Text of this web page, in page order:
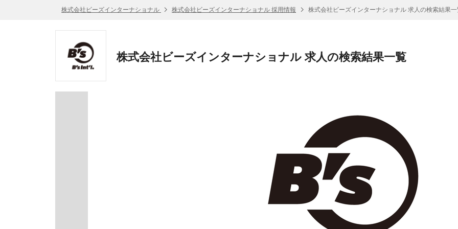
株式会社ビーズインターナショナル 株式会社ビーズインターナショナル 採用情報 株式会社ビーズインターナショナル 求人の検索結果
株式会社ビーズインターナショナル 求人の検索結果一覧